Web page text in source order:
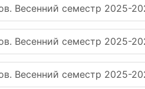
Весенний семестр 2025-
Весенний семестр 2025-
Весенний семестр 2025-